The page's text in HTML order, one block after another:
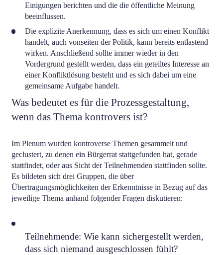
Einigungen berichten und die die öffentliche Meinung
beeinflussen.
Die explizite Anerkennung, dass es sich um einen Konflikt
handelt, auch vonseiten der Politik, kann bereits entlastend
wirken. Anschließend sollte immer wieder in den
Vordergrund gestellt werden, dass ein geteiltes Interesse an
einer Konfliktlösung besteht und es sich dabei um eine
gemeinsame Aufgabe handelt.
Was bedeutet es für die Prozessgestaltung,
wenn das Thema kontrovers ist?
Im Plenum wurden kontroverse Themen gesammelt und
geclustert, zu denen ein Bürgerrat stattgefunden hat, gerade
stattfindet, oder aus Sicht der Teilnehmenden stattfinden sollte.
Es bildeten sich drei Gruppen, die über
Übertragungsmöglichkeiten der Erkenntnisse in Bezug auf das
jeweilige Thema anhand folgender Fragen diskutieren:
Teilnehmende: Wie kann sichergestellt werden,
dass sich niemand ausgeschlossen fühlt?